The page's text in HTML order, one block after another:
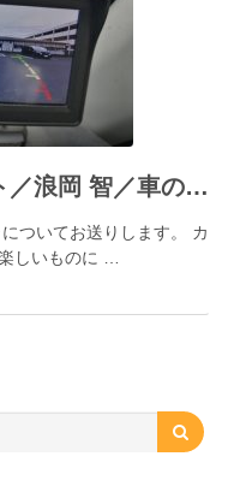
株式会社ジャストライト／浪岡 智／車のバックカメラ
ついてお送りします。 カ
しいものに …